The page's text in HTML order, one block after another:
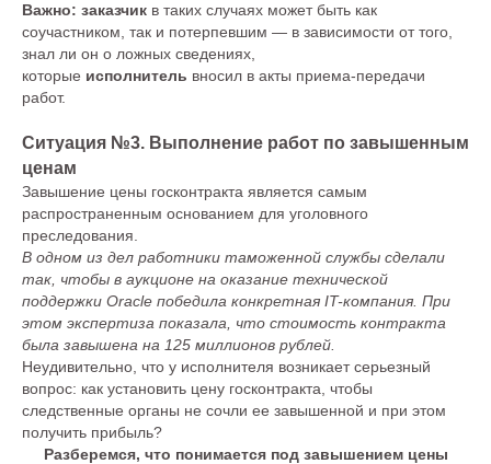
Важно: заказчик в таких случаях может быть как
соучастником, так и потерпевшим — в зависимости от того,
знал ли он о ложных сведениях,
которые исполнитель вносил в акты приема-передачи
работ.
Ситуация №3. Выполнение работ по завышенным
ценам
Завышение цены госконтракта является самым
распространенным основанием для уголовного
преследования.
В одном из дел работники таможенной службы сделали
так, чтобы в аукционе на оказание технической
поддержки Oracle победила конкретная IT-компания. При
этом экспертиза показала, что стоимость контракта
была завышена на 125 миллионов рублей.
Неудивительно, что у исполнителя возникает серьезный
вопрос: как установить цену госконтракта, чтобы
следственные органы не сочли ее завышенной и при этом
получить прибыль?
Разберемся, что понимается под завышением цены